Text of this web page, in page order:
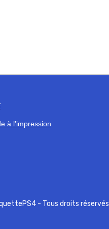
à l'impression
- Tous droits réservés